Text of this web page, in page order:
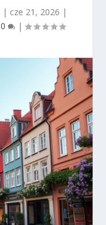
| cze 21, 2026 |
0 |